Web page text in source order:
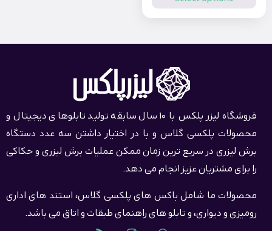
فروشگاه لیزر پلکس با 10 سال سابقه تولید تابلوهای دیجیتال و
محصولات پلکسی گلاس و با در اختیار داشتن سه عدد دستگاه
برش لیزری در سریع ترین زمان ممکن عملیات برش لیزری و حکاکی
را برای مشتریان عزیز انجام می دهد.
محصولات ما شامل باکس های پلکسی گلاس، استند های اداری
رومیزی و دیواری، و تابلو های راهنمای طبقات و اتاق می باشد.